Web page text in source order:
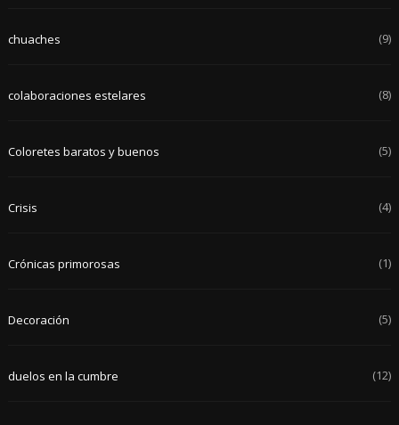
chuaches (9)
colaboraciones estelares (8)
Coloretes baratos y buenos (5)
Crisis (4)
Crónicas primorosas (1)
Decoración (5)
duelos en la cumbre (12)